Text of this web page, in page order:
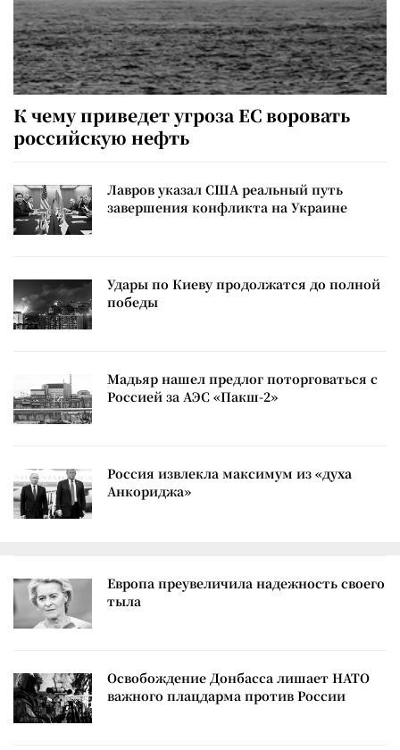
К чему приведет угроза ЕС воровать
российскую нефть
Лавров указал США реальный путь
завершения конфликта на Украине
Удары по Киеву продолжатся до полной
победы
Мадьяр нашел предлог поторговаться с
Россией за АЭС «Пакш-2»
Россия извлекла максимум из «духа
Анкориджа»
Европа преувеличила надежность своего
тыла
Освобождение Донбасса лишает НАТО
важного плацдарма против России